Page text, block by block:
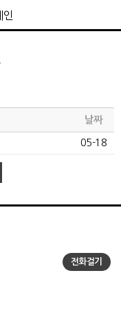
날짜
05-18
전화걸기